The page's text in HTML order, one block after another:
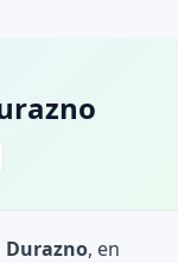
Durazno, en